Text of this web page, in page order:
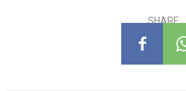
SHARE